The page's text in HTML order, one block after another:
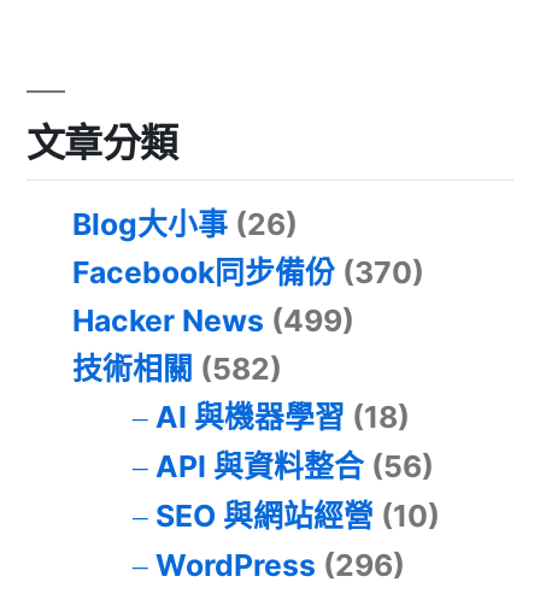
文章分類
Blog大小事 (26)
Facebook同步備份 (370)
Hacker News (499)
技術相關 (582)
AI 與機器學習 (18)
API 與資料整合(56)
SEO 與網站經營 (10)
WordPress (296)